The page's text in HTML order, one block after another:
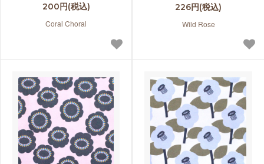
200円(税込)
Coral Choral
226円(税込)
Wild Rose